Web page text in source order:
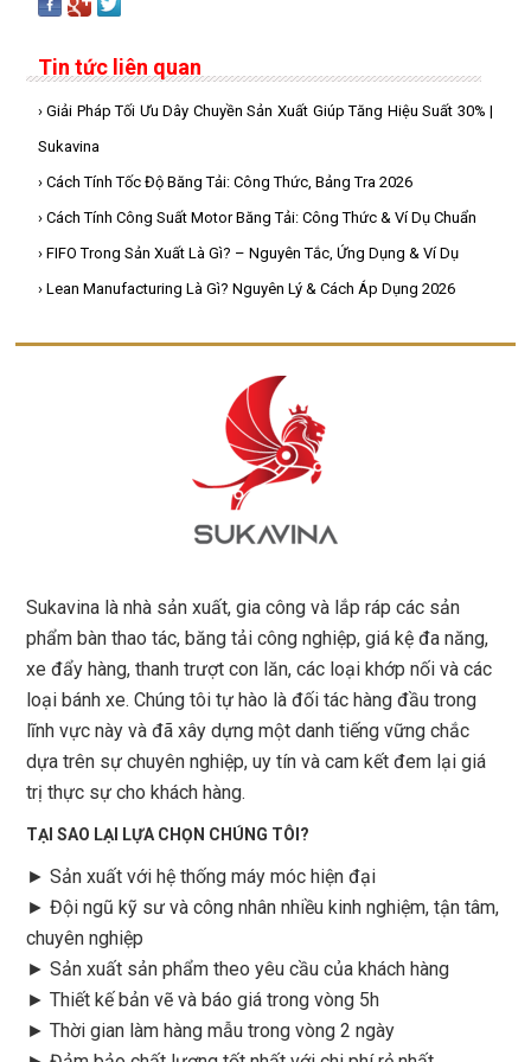
Tin tức liên quan
› Giải Pháp Tối Ưu Dây Chuyền Sản Xuất Giúp Tăng Hiệu Suất 30% |
Sukavina
› Cách Tính Tốc Độ Băng Tải: Công Thức, Bảng Tra 2026
› Cách Tính Công Suất Motor Băng Tải: Công Thức & Ví Dụ Chuẩn
› FIFO Trong Sản Xuất Là Gì? – Nguyên Tắc, Ứng Dụng & Ví Dụ
› Lean Manufacturing Là Gì? Nguyên Lý & Cách Áp Dụng 2026
Sukavina là nhà sản xuất, gia công và lắp ráp các sản
phẩm bàn thao tác, băng tải công nghiệp, giá kệ đa năng,
xe đẩy hàng, thanh trượt con lăn, các loại khớp nối và các
loại bánh xe. Chúng tôi tự hào là đối tác hàng đầu trong
lĩnh vực này và đã xây dựng một danh tiếng vững chắc
dựa trên sự chuyên nghiệp, uy tín và cam kết đem lại giá
trị thực sự cho khách hàng.
TẠI SAO LẠI LỰA CHỌN CHÚNG TÔI?
► Sản xuất với hệ thống máy móc hiện đại
► Đội ngũ kỹ sư và công nhân nhiều kinh nghiệm, tận tâm,
chuyên nghiệp
► Sản xuất sản phẩm theo yêu cầu của khách hàng
► Thiết kế bản vẽ và báo giá trong vòng 5h
► Thời gian làm hàng mẫu trong vòng 2 ngày